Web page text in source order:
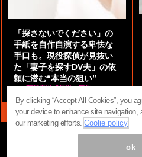
「探さないでください」の
手紙を自作自演する卑怯な
手口も。現役探偵が見抜い
た「妻子を探すDV夫」の依
頼に潜む“本当の狙い”
by 阿部泰尚『伝説の探偵』
By clicking “Accept All Cookies”, you
your device to enhance site
our marketing efforts.Coolie policy
ok